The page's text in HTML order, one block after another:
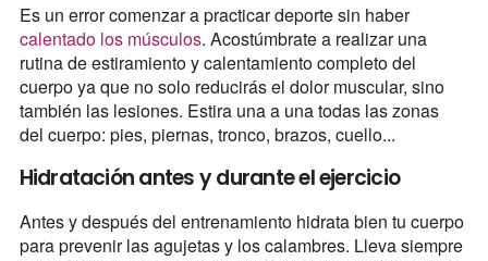
Es un error comenzar a practicar deporte sin haber
calentado los músculos. Acostúmbrate a realizar una
rutina de estiramiento y calentamiento completo del
cuerpo ya que no solo reducirás el dolor muscular, sino
también las lesiones. Estira una a una todas las zonas
del cuerpo: pies, piernas, tronco, brazos, cuello...
Hidratación antes y durante el ejercicio
Antes y después del entrenamiento hidrata bien tu cuerpo
para prevenir las agujetas y los calambres. Lleva siempre